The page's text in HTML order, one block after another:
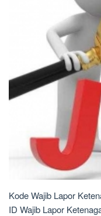
Kode Wajib Lapor
ID Wajib Lapor